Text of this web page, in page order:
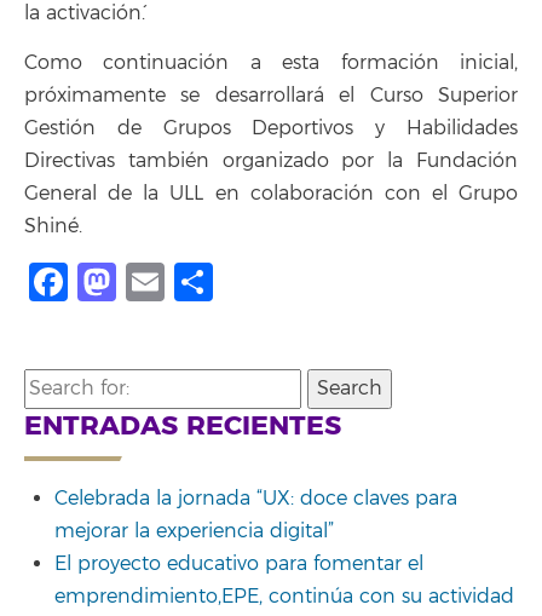
la activación´.
Como continuación a esta formación inicial,
próximamente se desarrollará el Curso Superior
Gestión de Grupos Deportivos y Habilidades
Directivas también organizado por la Fundación
General de la ULL en colaboración con el Grupo
Shiné.
Facebook
Mastodon
Email
Search
for:
ENTRADAS RECIENTES
Celebrada la jornada “UX: doce claves para
mejorar la experiencia digital”
El proyecto educativo para fomentar el
emprendimiento,EPE, continúa con su actividad